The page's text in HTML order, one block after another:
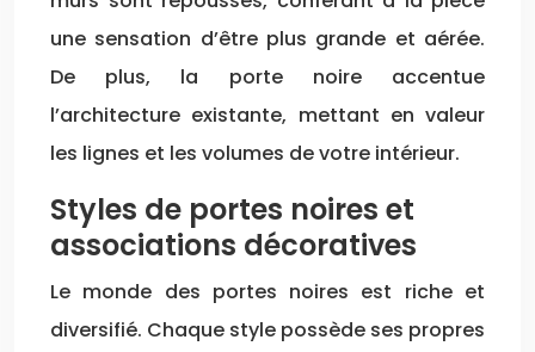
une sensation d’être plus grande et aérée.
De plus, la porte noire accentue
l’architecture existante, mettant en valeur
les lignes et les volumes de votre intérieur.
Styles de portes noires et
associations décoratives
Le monde des portes noires est riche et
diversifié. Chaque style possède ses propres